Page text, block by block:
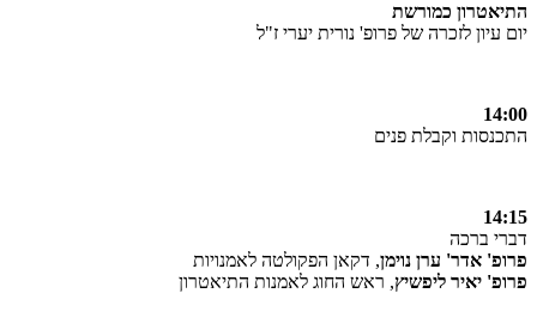
התיאטרון כמורשת
יום עיון לזכרה של פרופ' נורית יערי ז"ל
14:00
התכנסות וקבלת פנים
14:15
דברי ברכה
פרופ' אדר' ערן נוימן, דקאן הפקולטה לאמנויות
פרופ' יאיר ליפשיץ, ראש החוג לאמנות התיאטרון